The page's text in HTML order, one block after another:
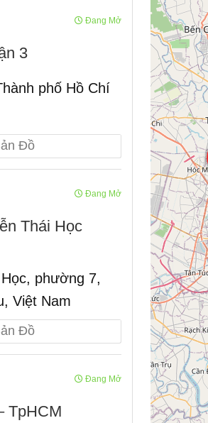
Đang Mở
3
phố Hồ Chí
Đồ
Đang Mở
Thái Học
phường 7,
Việt Nam
Đồ
Đang Mở
TpHCM